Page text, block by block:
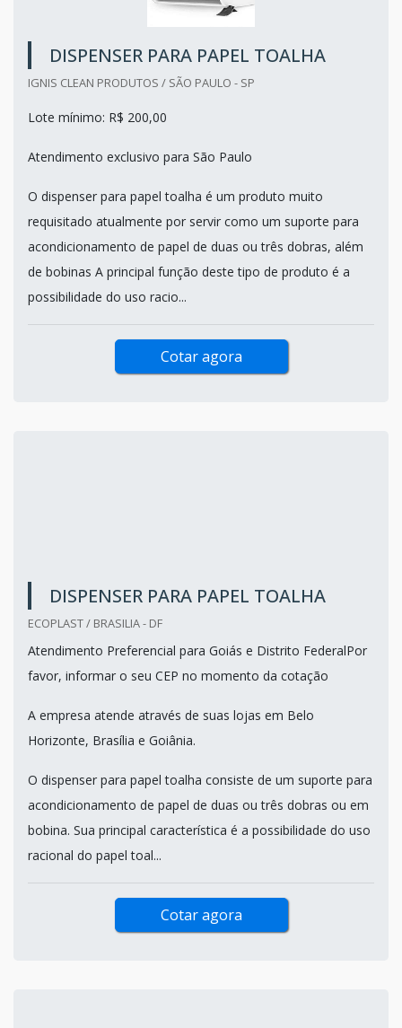
DISPENSER PARA PAPEL TOALHA
IGNIS CLEAN PRODUTOS / SÃO PAULO - SP
Lote mínimo: R$ 200,00
Atendimento exclusivo para São Paulo
O dispenser para papel toalha é um produto muito
requisitado atualmente por servir como um suporte para
acondicionamento de papel de duas ou três dobras, além
de bobinas A principal função deste tipo de produto é a
possibilidade do uso racio...
Cotar agora
DISPENSER PARA PAPEL TOALHA
ECOPLAST / BRASILIA - DF
Atendimento Preferencial para Goiás e Distrito FederalPor
favor, informar o seu CEP no momento da cotação
A empresa atende através de suas lojas em Belo
Horizonte, Brasília e Goiânia.
O dispenser para papel toalha consiste de um suporte para
acondicionamento de papel de duas ou três dobras ou em
bobina. Sua principal característica é a possibilidade do uso
racional do papel toal...
Cotar agora